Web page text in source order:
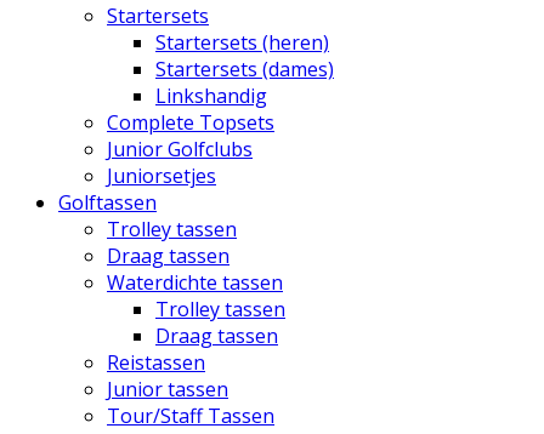
Startersets
Startersets (heren)
Startersets (dames)
Linkshandig
Complete Topsets
Junior Golfclubs
Juniorsetjes
Golftassen
Trolley tassen
Draag tassen
Waterdichte tassen
Trolley tassen
Draag tassen
Reistassen
Junior tassen
Tour/Staff Tassen